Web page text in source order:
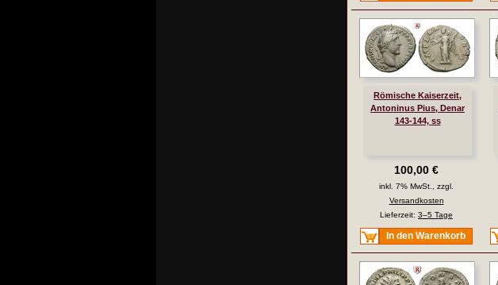
Römische Kaiserzeit,
Antoninus Pius, Denar
143-144, ss
100,00 €
inkl. 7% MwSt., zzgl.
Versandkosten
Lieferzeit: 3–5 Tage
In den Warenkorb